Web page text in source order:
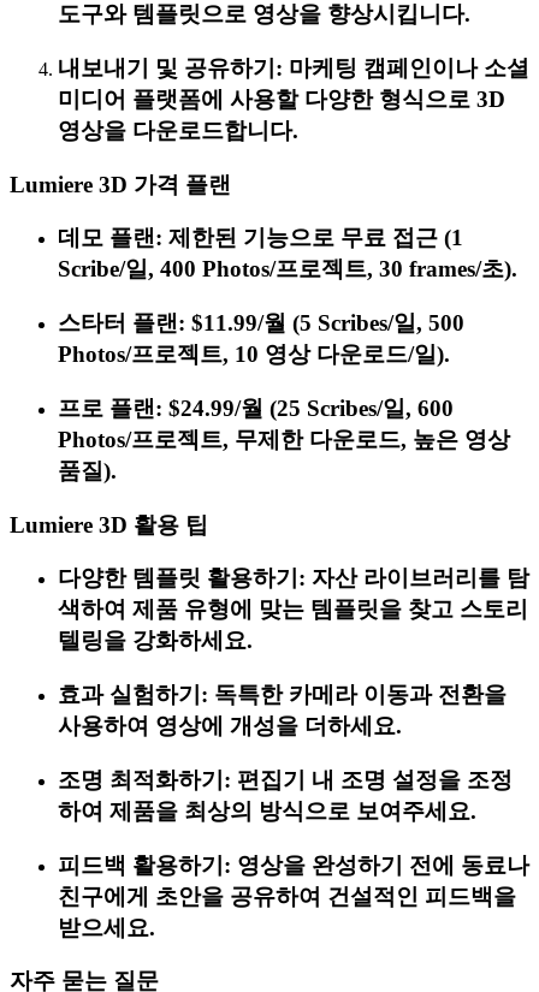
도구와 템플릿으로 영상을 향상시킵니다.
내보내기 및 공유하기: 마케팅 캠페인이나 소셜
미디어 플랫폼에 사용할 다양한 형식으로 3D
영상을 다운로드합니다.
Lumiere 3D 가격 플랜
데모 플랜: 제한된 기능으로 무료 접근 (1
Scribe/일, 400 Photos/프로젝트, 30 frames/초).
스타터 플랜: $11.99/월 (5 Scribes/일, 500
Photos/프로젝트, 10 영상 다운로드/일).
프로 플랜: $24.99/월 (25 Scribes/일, 600
Photos/프로젝트, 무제한 다운로드, 높은 영상
품질).
Lumiere 3D 활용 팁
다양한 템플릿 활용하기: 자산 라이브러리를 탐
색하여 제품 유형에 맞는 템플릿을 찾고 스토리
텔링을 강화하세요.
효과 실험하기: 독특한 카메라 이동과 전환을
사용하여 영상에 개성을 더하세요.
조명 최적화하기: 편집기 내 조명 설정을 조정
하여 제품을 최상의 방식으로 보여주세요.
피드백 활용하기: 영상을 완성하기 전에 동료나
친구에게 초안을 공유하여 건설적인 피드백을
받으세요.
자주 묻는 질문